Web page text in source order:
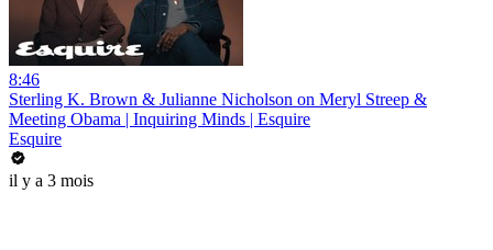
8:46
Sterling K. Brown & Julianne Nicholson on Meryl Streep &
Meeting Obama | Inquiring Minds | Esquire
Esquire
il y a 3 mois